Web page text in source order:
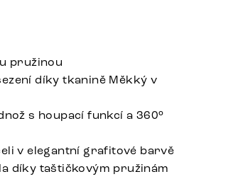
pružinou
díky tkanině Měkký v
s houpací funkcí a 360°
v elegantní grafitové barvě
díky taštičkovým pružinám